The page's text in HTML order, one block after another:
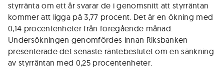
styrränta om ett år svarar de i genomsnitt att styrräntan
kommer att ligga på 3,77 procent. Det är en ökning med
0,14 procentenheter från föregående månad.
Undersökningen genomfördes innan Riksbanken
presenterade det senaste räntebeslutet om en sänkning
av styrräntan med 0,25 procentenheter.